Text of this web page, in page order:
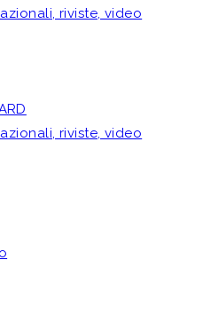
riviste, video
riviste, video